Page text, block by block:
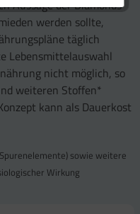
Aussage der Diamonds
werden sollte,
täglich
Lebensmittelauswahl
nicht möglich, so
weiteren Stoffen*
kann als Dauerkost
sowie weitere
Wirkung